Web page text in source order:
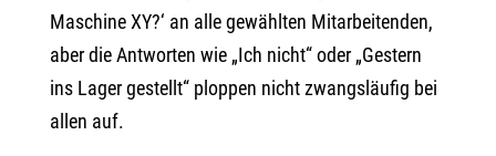
Maschine XY?‘ an alle gewählten Mitarbeitenden,
aber die Antworten wie „Ich nicht“ oder „Gestern
ins Lager gestellt“ ploppen nicht zwangsläufig bei
allen auf.